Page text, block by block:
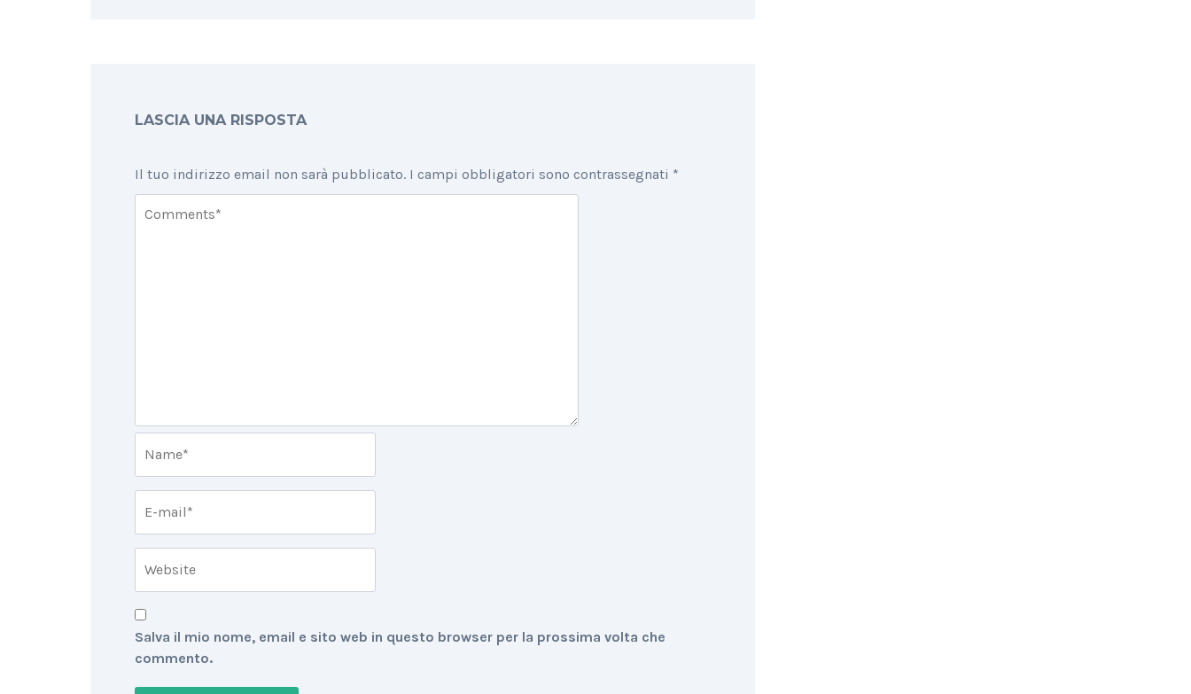
LASCIA UNA RISPOSTA
Il tuo indirizzo email non sarà pubblicato. I campi obbligatori sono contrassegnati *
Salva il mio nome, email e sito web in questo browser per la prossima volta che
commento.